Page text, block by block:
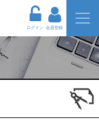
ログイン 会員登録